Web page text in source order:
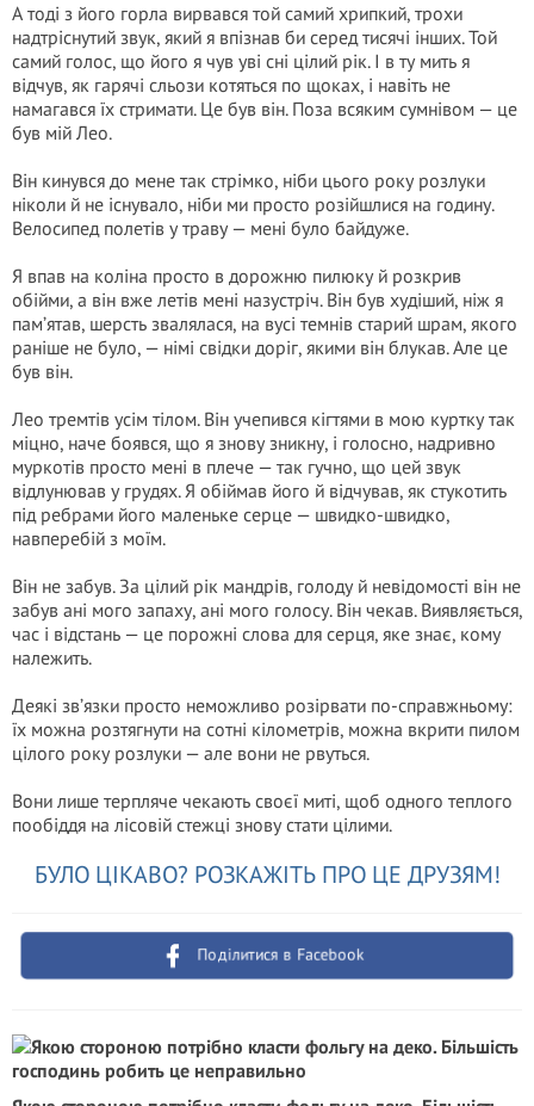
А тоді з його горла вирвався той самий хрипкий, трохи
надтріснутий звук, який я впізнав би серед тисячі інших. Той
самий голос, що його я чув уві сні цілий рік. І в ту мить я
відчув, як гарячі сльози котяться по щоках, і навіть не
намагався їх стримати. Це був він. Поза всяким сумнівом — це
був мій Лео.
Він кинувся до мене так стрімко, ніби цього року розлуки
ніколи й не існувало, ніби ми просто розійшлися на годину.
Велосипед полетів у траву — мені було байдуже.
Я впав на коліна просто в дорожню пилюку й розкрив
обійми, а він вже летів мені назустріч. Він був худіший, ніж я
пам’ятав, шерсть звалялася, на вусі темнів старий шрам, якого
раніше не було, — німі свідки доріг, якими він блукав. Але це
був він.
Лео тремтів усім тілом. Він учепився кігтями в мою куртку так
міцно, наче боявся, що я знову зникну, і голосно, надривно
муркотів просто мені в плече — так гучно, що цей звук
відлунював у грудях. Я обіймав його й відчував, як стукотить
під ребрами його маленьке серце — швидко-швидко,
навперебій з моїм.
Він не забув. За цілий рік мандрів, голоду й невідомості він не
забув ані мого запаху, ані мого голосу. Він чекав. Виявляється,
час і відстань — це порожні слова для серця, яке знає, кому
належить.
Деякі зв’язки просто неможливо розірвати по-справжньому:
їх можна розтягнути на сотні кілометрів, можна вкрити пилом
цілого року розлуки — але вони не рвуться.
Вони лише терпляче чекають своєї миті, щоб одного теплого
пообіддя на лісовій стежці знову стати цілими.
БУЛО ЦІКАВО? РОЗКАЖІТЬ ПРО ЦЕ ДРУЗЯМ!
Поділитися в Facebook